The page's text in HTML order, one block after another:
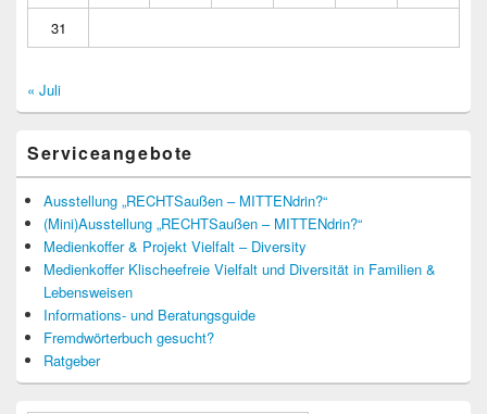
31
« Juli
Serviceangebote
Ausstellung „RECHTSaußen – MITTENdrin?“
(Mini)Ausstellung „RECHTSaußen – MITTENdrin?“
Medienkoffer & Projekt Vielfalt – Diversity
Medienkoffer Klischeefreie Vielfalt und Diversität in Familien &
Lebensweisen
Informations- und Beratungsguide
Fremdwörterbuch gesucht?
Ratgeber